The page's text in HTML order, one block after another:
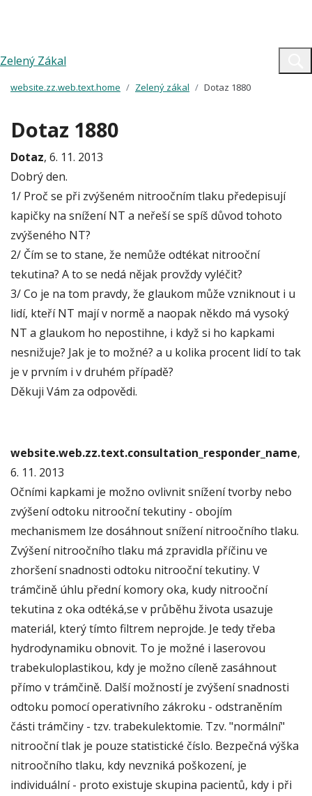
Zelený Zákal
website.zz.web.text.home Zelený zákal Dotaz 1880
Dotaz 1880
Dotaz, 6. 11. 2013
Dobrý den.
1/ Proč se při zvýšeném nitroočním tlaku předepisují
kapičky na snížení NT a neřeší se spíš důvod tohoto
zvýšeného NT?
2/ Čím se to stane, že nemůže odtékat nitrooční
tekutina? A to se nedá nějak provždy vyléčit?
3/ Co je na tom pravdy, že glaukom může vzniknout i u
lidí, kteří NT mají v normě a naopak někdo má vysoký
NT a glaukom ho nepostihne, i když si ho kapkami
nesnižuje? Jak je to možné? a u kolika procent lidí to tak
je v prvním i v druhém případě?
Děkuji Vám za odpovědi.
website.web.zz.text.consultation_responder_name,
6. 11. 2013
Očními kapkami je možno ovlivnit snížení tvorby nebo
zvýšení odtoku nitrooční tekutiny - obojím
mechanismem lze dosáhnout snížení nitroočního tlaku.
Zvýšení nitroočního tlaku má zpravidla příčinu ve
zhoršení snadnosti odtoku nitrooční tekutiny. V
trámčině úhlu přední komory oka, kudy nitrooční
tekutina z oka odtéká,se v průběhu života usazuje
materiál, který tímto filtrem neprojde. Je tedy třeba
hydrodynamiku obnovit. To je možné i laserovou
trabekuloplastikou, kdy je možno cíleně zasáhnout
přímo v trámčině. Další možností je zvýšení snadnosti
odtoku pomocí operativního zákroku - odstraněním
části trámčiny - tzv. trabekulektomie. Tzv. "normální"
nitrooční tlak je pouze statistické číslo. Bezpečná výška
nitroočního tlaku, kdy nevzniká poškození, je
individuální - proto existuje skupina pacientů, kdy i při